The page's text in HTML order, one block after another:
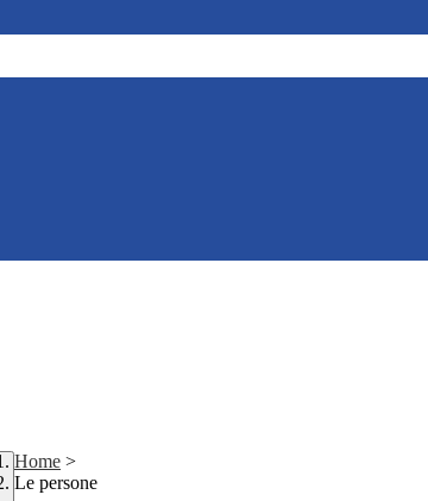
Home >
Le persone